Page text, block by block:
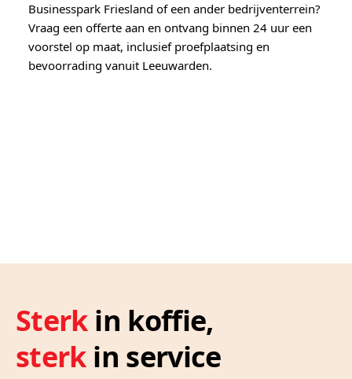
Businesspark Friesland of een ander bedrijventerrein?
Vraag een offerte aan en ontvang binnen 24 uur een
voorstel op maat, inclusief proefplaatsing en
bevoorrading vanuit Leeuwarden.
Sterkin koffie,
sterkin service